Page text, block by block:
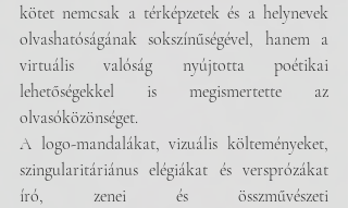
kötet nemcsak a térképzetek és a helynevek
olvashatóságának sokszínűségével, hanem a
virtuális valóság nyújtotta poétikai
lehetőségekkel is megismertette az
olvasóközönséget.
A logo-mandalákat, vizuális költeményeket,
szingularitáriánus elégiákat és versprózákat
író, zenei és összművészeti